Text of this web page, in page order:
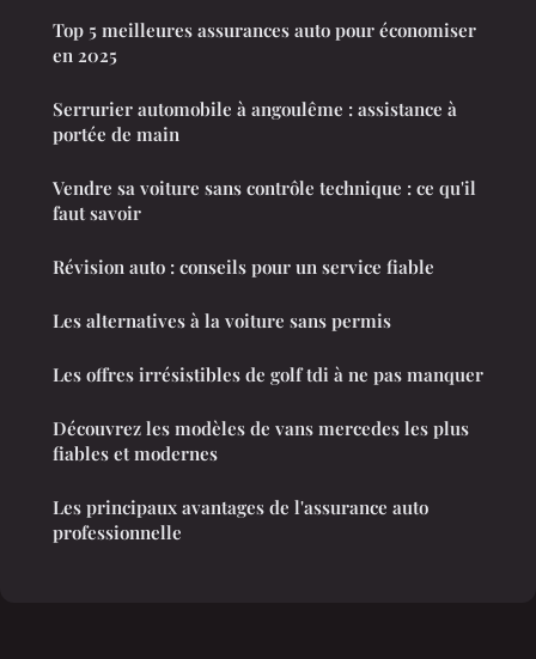
Top 5 meilleures assurances auto pour économiser
en 2025
Serrurier automobile à angoulême : assistance à
portée de main
Vendre sa voiture sans contrôle technique : ce qu'il
faut savoir
Révision auto : conseils pour un service fiable
Les alternatives à la voiture sans permis
Les offres irrésistibles de golf tdi à ne pas manquer
Découvrez les modèles de vans mercedes les plus
fiables et modernes
Les principaux avantages de l'assurance auto
professionnelle